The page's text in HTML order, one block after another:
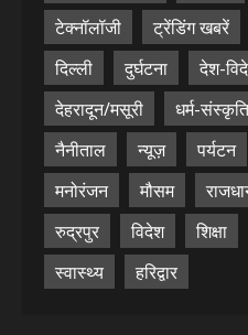
टेक्नॉलॉजी
ट्रेंडिंग खबरें
दिल्ली
दुर्घटना देश-
देहरादून/मसूरी
धर्म-संस्कृति
नैनीताल
न्यूज़ पर्यटन
मनोरंजन
मौसम
रुद्रपुर
विदेश शिक्षा
स्वास्थ्य
हरिद्वार